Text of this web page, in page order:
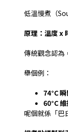
低溫慢煮（
原理：溫度x
傳統觀念認為
舉個例：
74°C瞬
60°C
呢個就係「巴